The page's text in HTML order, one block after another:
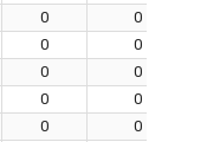
0
0
0
0
0
0
0
0
0 0